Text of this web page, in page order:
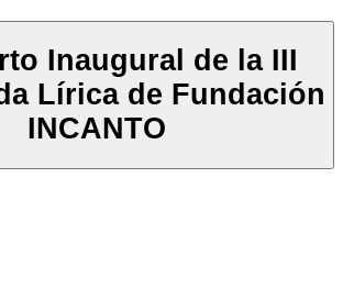
Inaugural de la III
Lírica de Fundación
INCANTO